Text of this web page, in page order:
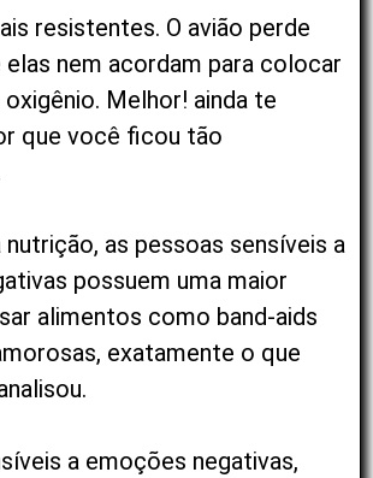
resistentes. O avião perde
elas nem acordam para colocar
oxigênio. Melhor! ainda te
que você ficou tão
nutrição, as pessoas sensíveis a
possuem uma maior
alimentos como band-aids
exatamente o que
a emoções negativas,